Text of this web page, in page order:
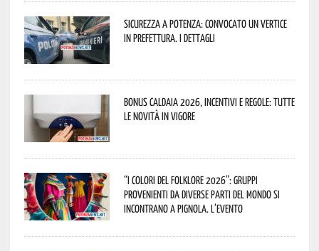
Sicurezza a Potenza: convocato un vertice
in Prefettura. I dettagli
Bonus caldaia 2026, incentivi e regole: tutte
le novità in vigore
“I Colori del Folklore 2026”: gruppi
provenienti da diverse parti del mondo si
incontrano a Pignola. L’evento